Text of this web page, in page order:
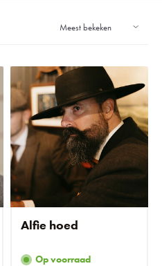
Alfie hoed
Op voorraad